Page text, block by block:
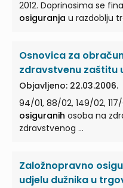
2012. Doprinosima se
osiguranja u razdoblju
Osnovica za
zdravstvenu zaštitu
Objavljeno: 22.03.2006.
94/01, 88/02, 149/02,
osiguranih osoba na
zdravstvenog ...
Založnopravno
udjelu dužnika u